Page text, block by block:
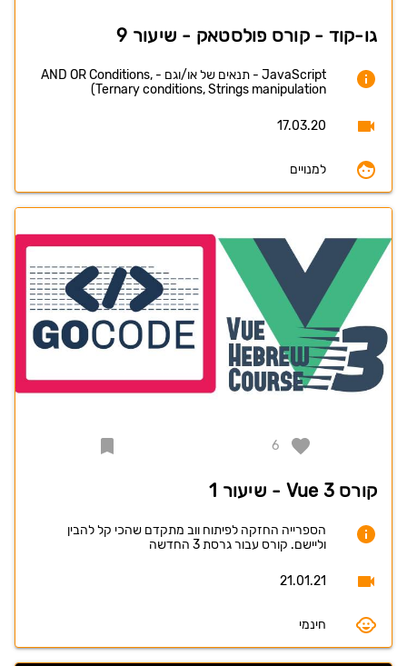
גו-קוד - קורס פולסטאק - שיעור 9
JavaScript - תנאים של או/וגם - AND OR Conditions,
Ternary conditions, Strings manipulation)
17.03.20
למנויים
6
קורס Vue 3 - שיעור 1
הספרייה החזקה לפיתוח ווב מתקדם שהכי קל להבין
וליישם. קורס עבור גרסת 3 החדשה
21.01.21
חינמי